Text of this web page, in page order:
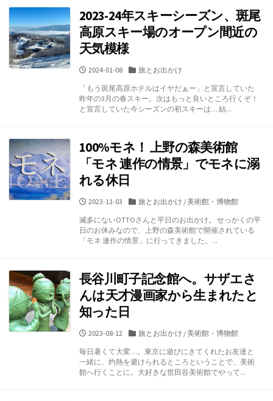
2023-24年スキーシーズン、斑尾
高原スキー場のオープン間近の
天気模様
公
日
2024-01-08
カ
ゴ
リ
ー
旅とお出かけ
「もう斑尾高原ホテルはイヤだぁー」と宣言していた
昨年の3月の春スキー。次はもっと良いところ行くぞ！
と宣言していた今シーズンの初スキーは… 結...
100%モネ！ 上野の森美術館
「モネ 連作の情景」でモネに溺
れる休日
公
日
2023-11-03
カ
ゴ
リ
ー
旅とお出かけ /美術館・博物館
滅多にないOTTOさんと平日のお出かけ。 せっかくの平
日のお休みなので、上野の森美術館で開催されている
「モネ 連作の情景」に行ってきました。...
長谷川町子記念館へ。サザエさ
んは天才漫画家から生まれたと
知った日
公
日
2023-08-12
カ
ゴ
リ
ー
旅とお出かけ /美術館・博物館
毎日暑くて大変…。東京に遊びにきてくれたお友達と
一緒に、灼熱を避けられるところということで、美術
館へ行くことに。大好きな世田谷美術館でやって...